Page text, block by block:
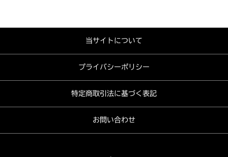
当サイトについて
プライバシーポリシー
特定商取引法に基づく表記
お問い合わせ